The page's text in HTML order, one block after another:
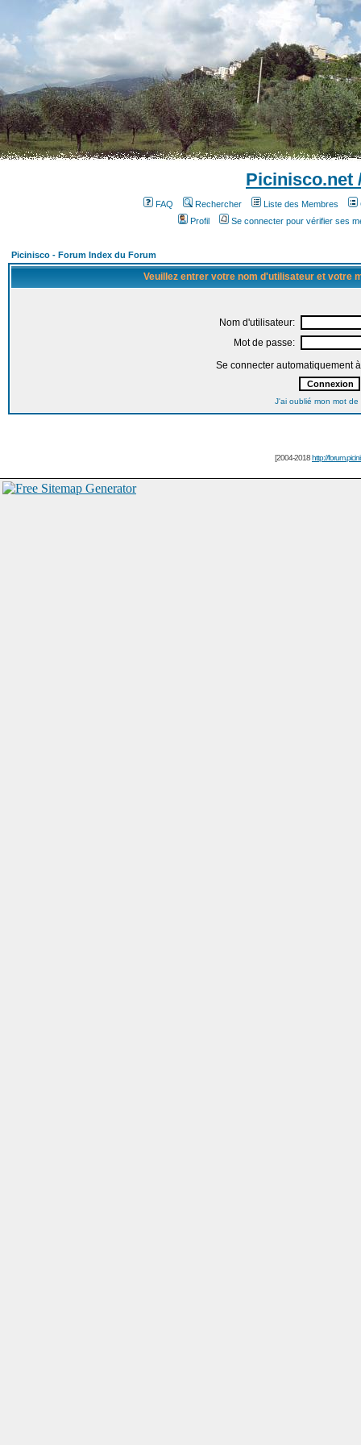
Picinisco.net
FAQ Rechercher Liste des Membres
Profil
Se connecter pour vérifier ses
Picinisco - Forum Index du Forum
Veuillez entrer votre nom d'utilisateur et votre
Nom d'utilisateur:
Mot de passe:
Se connecter automatiquement
J'ai oublié mon mot de
[2004-2018http://